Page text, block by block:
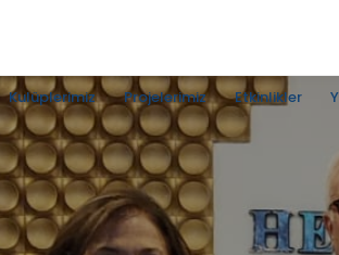
Kulüplerimiz Projelerimiz Etkinlikler